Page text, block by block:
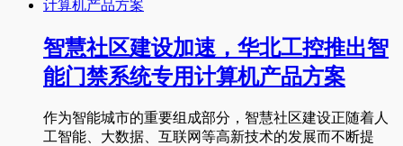
智慧社区建设加速，华北工控推出智
能门禁系统专用计算机产品方案
作为智能城市的重要组成部分，智慧社区建设正随着人
工智能、大数据、互联网等高新技术的发展而不断提